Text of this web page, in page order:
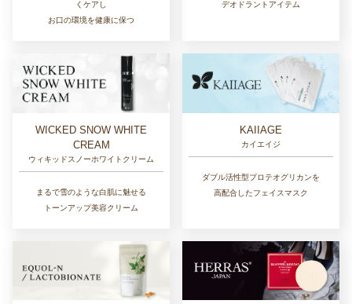
くケアし
お口の環境を健康に保つ
デオドラントアイテム
WICKED SNOW WHITE
CREAM
ウィキッドスノーホワイトクリーム
まるで雪のような白肌に魅せる
トーンアップ美容クリーム
KAIIAGE
カイエイジ
ダブル活性型プロテオグリカンを
高配合したフェイスマスク